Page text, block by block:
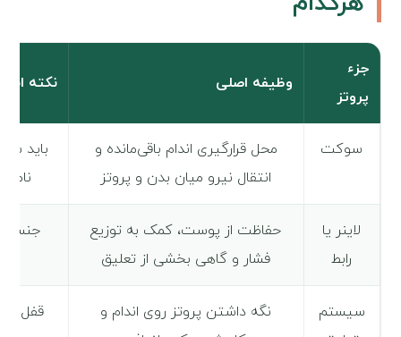
جزء
پروتز
وظیفه اصلی نکته
سوکت
محل قرارگیری اندام باقی‌مانده و
انتقال نیرو میان بدن و پروتز
باید
لاینر یا
رابط
حفاظت از پوست، کمک به توزیع
فشار و گاهی بخشی از تعلیق
جنس،
سیستم
نگه داشتن پروتز روی اندام و
قفل